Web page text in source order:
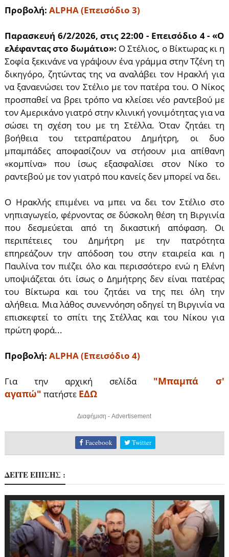
Προβολή: ALPHA (Επεισόδιο 3)
Παρασκευή 6/2/2026, στις 22:00 - Επεισόδιο 4 - «Ο
ελέφαντας στο δωμάτιο»: Ο Στέλιος, ο Βίκτωρας κι η
Σοφία ξεκινάνε να γράψουν ένα γράμμα στην Τζένη τη
δικηγόρο, ζητώντας της να αναλάβει τον Ηρακλή για
να ξαναενώσει τον Στέλιο με τον πατέρα του. Ο Νίκος
προσπαθεί να βρει τρόπο να κλείσει νέο ραντεβού με
τον Αμερικάνο γιατρό στην κλινική γονιμότητας για να
σώσει τη σχέση του με τη Στέλλα. Όταν ζητάει τη
βοήθεια του τετραπέρατου Δημήτρη, οι δυο
μπαμπάδες αποφασίζουν να στήσουν μια απίθανη
«κομπίνα» που ίσως εξασφαλίσει στον Νίκο το
ραντεβού με τον γιατρό που κανείς δεν μπορεί να δει.
Ο Ηρακλής επιμένει να μπει να δει τον Στέλιο στο
νηπιαγωγείο, φέρνοντας σε δύσκολη θέση τη Βιργινία
που δεσμεύεται από τη δικαστική απόφαση. Οι
περιπέτειες του Δημήτρη με την πατρότητα
επηρεάζουν την απόδοση του στην εταιρεία και η
Παυλίνα τον πιέζει όλο και περισσότερο ενώ η Ελένη
υποψιάζεται ότι ίσως ο Δημήτρης δεν είναι πατέρας
του Βίκτωρα και του ζητάει να της πει όλη την
αλήθεια. Μια λάθος συνεννόηση οδηγεί τη Βιργινία να
επισκεφτεί το σπίτι της Στέλλας και του Νίκου για
πρώτη φορά...
Προβολή: ALPHA (Επεισόδιο 4)
Για την αρχική σελίδα "Μπαμπά σ'
αγαπώ" πατήστε ΕΔΩ
Διαφήμιση - Advertisement
Facebook Twitter
ΔΕΙΤΕ ΕΠΙΣΗΣ :